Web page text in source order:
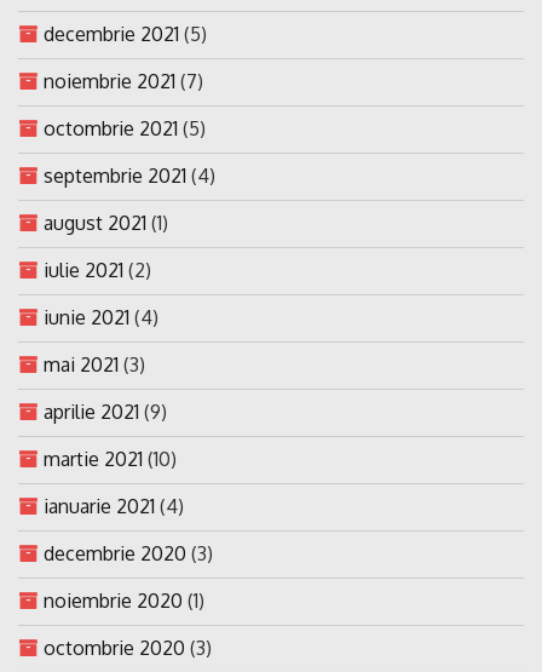
decembrie 2021 (5)
noiembrie 2021 (7)
octombrie 2021 (5)
septembrie 2021 (4)
august 2021 (1)
iulie 2021 (2)
iunie 2021 (4)
mai 2021 (3)
aprilie 2021 (9)
martie 2021 (10)
ianuarie 2021 (4)
decembrie 2020 (3)
noiembrie 2020 (1)
octombrie 2020 (3)